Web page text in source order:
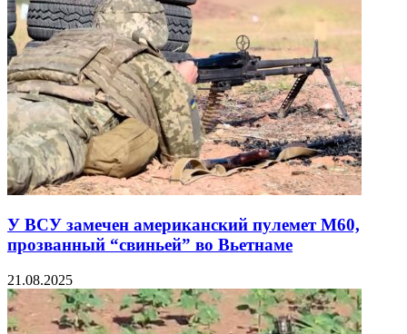
У ВСУ замечен американский пулемет M60,
прозванный “свиньей” во Вьетнаме
21.08.2025